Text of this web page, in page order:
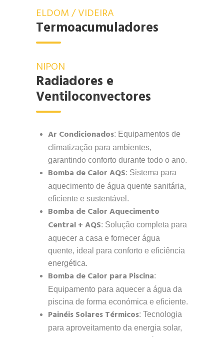
ELDOM / VIDEIRA
Termoacumuladores
NIPON
Radiadores e
Ventiloconvectores
Ar Condicionados: Equipamentos de
climatização para ambientes,
garantindo conforto durante todo o ano.
Bomba de Calor AQS: Sistema para
aquecimento de água quente sanitária,
eficiente e sustentável.
Bomba de Calor Aquecimento
Central + AQS: Solução completa para
aquecer a casa e fornecer água
quente, ideal para conforto e eficiência
energética.
Bomba de Calor para Piscina:
Equipamento para aquecer a água da
piscina de forma económica e eficiente.
Painéis Solares Térmicos: Tecnologia
para aproveitamento da energia solar,